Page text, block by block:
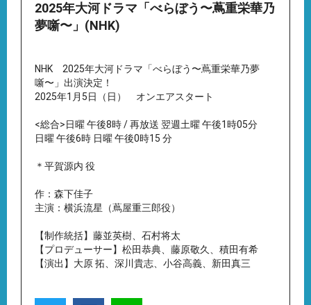
2025年大河ドラマ「べらぼう〜蔦重栄華乃
夢噺〜」(NHK)
NHK 2025年大河ドラマ「べらぼう〜蔦重栄華乃夢
噺〜」出演決定！
2025年1月5日（日） オンエアスタート
<総合>日曜 午後8時 / 再放送 翌週土曜 午後1時05分
日曜 午後6時 日曜 午後0時15 分
＊平賀源内 役
作：森下佳子
主演：横浜流星（蔦屋重三郎役）
【制作統括】藤並英樹、石村将太
【プロデューサー】松田恭典、藤原敬久、積田有希
【演出】大原 拓、深川貴志、小谷高義、新田真三